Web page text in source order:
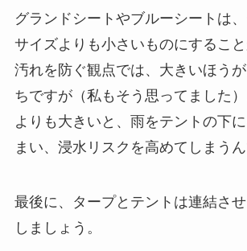
グランドシートやブルーシートは
サイズよりも小さいものにすること
汚れを防ぐ観点では、大きいほう
ちですが（私もそう思ってました
よりも大きいと、雨をテントの下
まい、浸水リスクを高めてしまうん
最後に、タープとテントは連結さ
しましょう。